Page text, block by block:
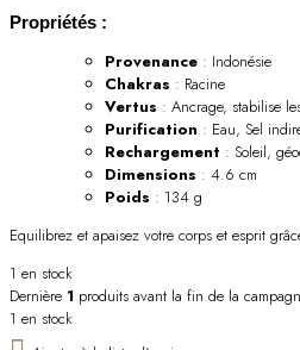
Propriétés :
Provenance : Indonésie
Chakras : Racine
Vertus : Ancrage, stabilise
Purification : Eau, Sel
Rechargement : Soleil,
Dimensions : 4.6 cm
Poids : 134 g
Equilibrez et apaisez votre corps et esprit
1 en stock
Dernière 1 produits avant la fin de la
1 en stock